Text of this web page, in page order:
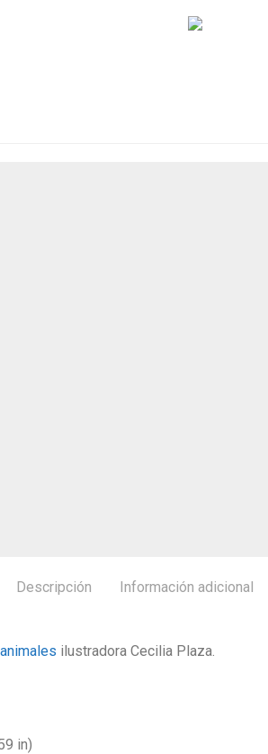
Descripción Información adicional
animales ilustradora Cecilia Plaza.
in)